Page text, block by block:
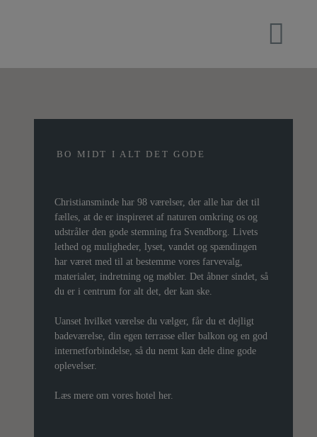
BO MIDT I ALT DET GODE
Christiansminde har 98 værelser, der alle har det til
fælles, at de er inspireret af naturen omkring os og
udstråler den gode stemning fra Svendborg. Livets
lethed og muligheder, lyset, vandet og spændingen
har været med til at bestemme vores farvevalg,
materialer, indretning og møbler. Det åbner sindet, så
du er i centrum for alt det, der kan ske.
Uanset hvilket værelse du vælger, får du et dejligt
badeværelse, din egen terrasse eller balkon og en god
internetforbindelse, så du nemt kan dele dine gode
oplevelser.
Læs mere om vores hotel her.